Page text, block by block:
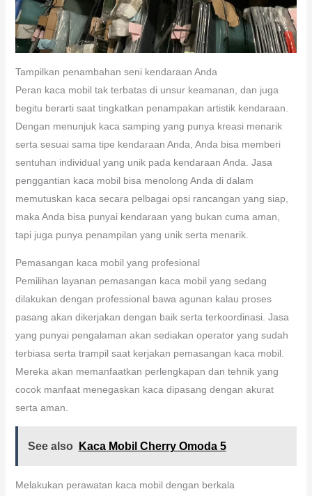
Tampilkan penambahan seni kendaraan Anda
Peran kaca mobil tak terbatas di unsur keamanan, dan juga
begitu berarti saat tingkatkan penampakan artistik kendaraan.
Dengan menunjuk kaca samping yang punya kreasi menarik
serta sesuai sama tipe kendaraan Anda, Anda bisa memberi
sentuhan individual yang unik pada kendaraan Anda. Jasa
penggantian kaca mobil bisa menolong Anda di dalam
memutuskan kaca secara pelbagai opsi rancangan yang siap,
maka Anda bisa punyai kendaraan yang bukan cuma aman,
tapi juga punya penampilan yang unik serta menarik.
Pemasangan kaca mobil yang profesional
Pemilihan layanan pemasangan kaca mobil yang sedang
dilakukan dengan professional bawa agunan kalau proses
pasang akan dikerjakan dengan baik serta terkoordinasi. Jasa
yang punyai pengalaman akan sediakan operator yang sudah
terbiasa serta trampil saat kerjakan pemasangan kaca mobil.
Mereka akan memanfaatkan perlengkapan dan tehnik yang
cocok manfaat menegaskan kaca dipasang dengan akurat
serta aman.
See also Kaca Mobil Cherry Omoda 5
Melakukan perawatan kaca mobil dengan berkala